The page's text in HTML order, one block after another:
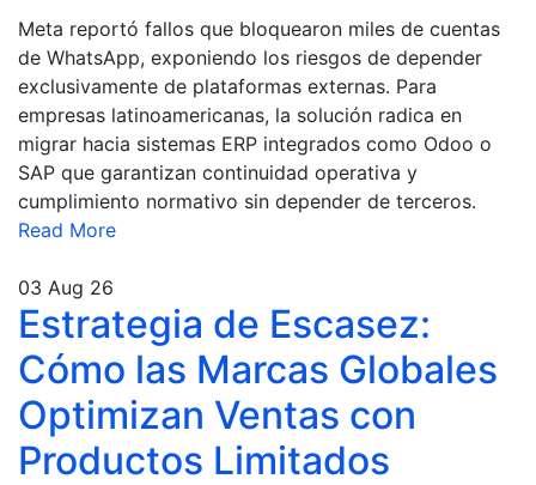
Meta reportó fallos que bloquearon miles de cuentas
de WhatsApp, exponiendo los riesgos de depender
exclusivamente de plataformas externas. Para
empresas latinoamericanas, la solución radica en
migrar hacia sistemas ERP integrados como Odoo o
SAP que garantizan continuidad operativa y
cumplimiento normativo sin depender de terceros.
Read More
03 Aug 26
Estrategia de Escasez:
Cómo las Marcas Globales
Optimizan Ventas con
Productos Limitados